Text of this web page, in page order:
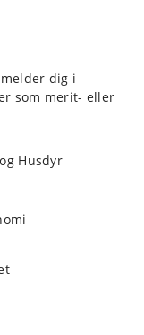
dig i
som merit- eller
Husdyr